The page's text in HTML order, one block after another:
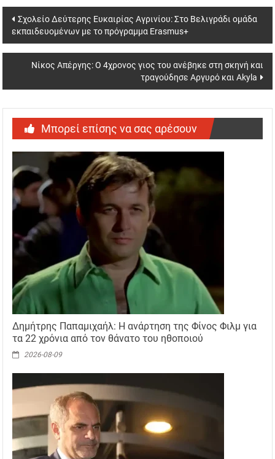
Post
navigation
Σχολείο Δεύτερης Ευκαιρίας Αγρινίου: Στο Βελιγράδι ομάδα
εκπαιδευομένων με το πρόγραμμα Erasmus+
Νίκος Απέργης: Ο 4χρονος γιος του ανέβηκε στη σκηνή και
τραγούδησε Αργυρό και Akyla
Μπορεί επίσης να σας αρέσουν
Δημήτρης Παπαμιχαήλ: Η ανάρτηση της Φίνος Φιλμ για
τα 22 χρόνια από τον θάνατο του ηθοποιού
2026-08-09